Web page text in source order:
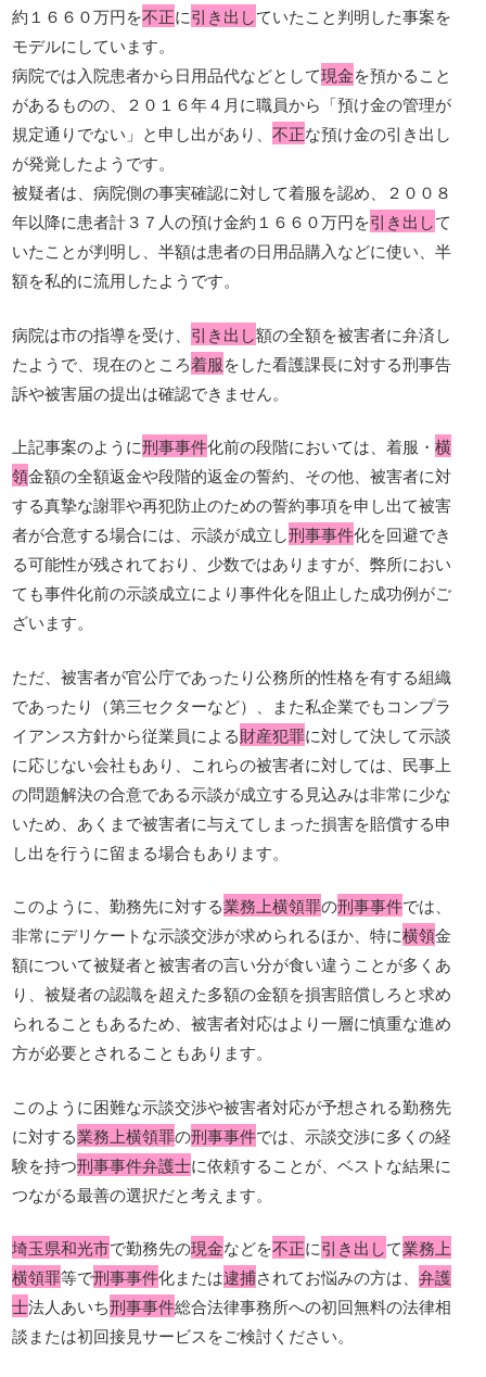
約１６６０万円を不正に引き出していたこと判明した事案を
モデルにしています。
病院では入院患者から日用品代などとして現金を預かること
があるものの、２０１６年４月に職員から「預け金の管理が
規定通りでない」と申し出があり、不正な預け金の引き出し
が発覚したようです。
被疑者は、病院側の事実確認に対して着服を認め、２００８
年以降に患者計３７人の預け金約１６６０万円を引き出して
いたことが判明し、半額は患者の日用品購入などに使い、半
額を私的に流用したようです。
病院は市の指導を受け、 引き出し額の全額を被害者に弁済し
たようで、現在のところ着服をした看護課長に対する刑事告
訴や被害届の提出は確認できません。
上記事案のように刑事事件化前の段階においては、着服・横
領金額の全額返金や段階的返金の誓約、その他、被害者に対
する真摯な謝罪や再犯防止のための誓約事項を申し出て被害
者が合意する場合には、示談が成立し刑事事件化を回避でき
る可能性が残されており、少数ではありますが、弊所におい
ても事件化前の示談成立により事件化を阻止した成功例がご
ざいます。
ただ、被害者が官公庁であったり公務所的性格を有する組織
であったり（第三セクターなど）、また私企業でもコンプラ
イアンス方針から従業員による財産犯罪に対して決して示談
に応じない会社もあり、これらの被害者に対しては、民事上
の問題解決の合意である示談が成立する見込みは非常に少な
いため、あくまで被害者に与えてしまった損害を賠償する申
し出を行うに留まる場合もあります。
このように、勤務先に対する業務上横領罪の刑事事件では、
非常にデリケートな示談交渉が求められるほか、特に横領金
額について被疑者と被害者の言い分が食い違うことが多くあ
り、被疑者の認識を超えた多額の金額を損害賠償しろと求め
られることもあるため、被害者対応はより一層に慎重な進め
方が必要とされることもあります。
このように困難な示談交渉や被害者対応が予想される勤務先
に対する業務上横領罪の刑事事件では、示談交渉に多くの経
験を持つ刑事事件弁護士に依頼することが、ベストな結果に
つながる最善の選択だと考えます。
埼玉県和光市で勤務先の現金などを不正に引き出して業務上
横領罪等で刑事事件化または逮捕されてお悩みの方は、弁護
士法人あいち刑事事件総合法律事務所への初回無料の法律相
談または初回接見サービスをご検討ください。